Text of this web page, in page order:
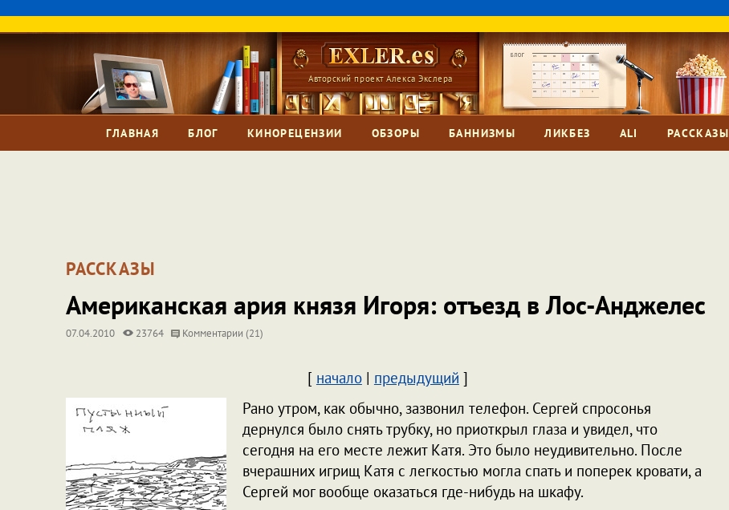
Авторский проект Алекса Экслера
ГЛАВНАЯ БЛОГ КИНОРЕЦЕНЗИИ ОБЗОРЫ БАННИЗМЫ ЛИКБЕЗ ALI РАССКАЗЫ
РАССКАЗЫ
Американская ария князя Игоря: отъезд в Лос-Анджелес
07.04.2010 23764 Комментарии (21)
[ начало| предыдущий ]
Рано утром, как обычно, зазвонил телефон. Сергей спросонья
дернулся было снять трубку, но приоткрыл глаза и увидел, что
сегодня на его месте лежит Катя. Это было неудивительно. После
вчерашних игрищ Катя с легкостью могла спать и поперек кровати, а
Сергей мог вообще оказаться где-нибудь на шкафу.